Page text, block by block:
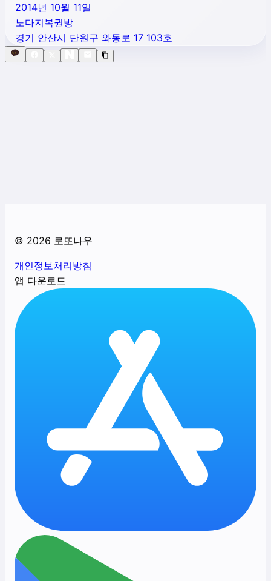
2014년 10월 11일
노다지복권방
경기 안산시 단원구 와동로 17 103호
© 2026 로또나우
개인정보처리방침
앱 다운로드